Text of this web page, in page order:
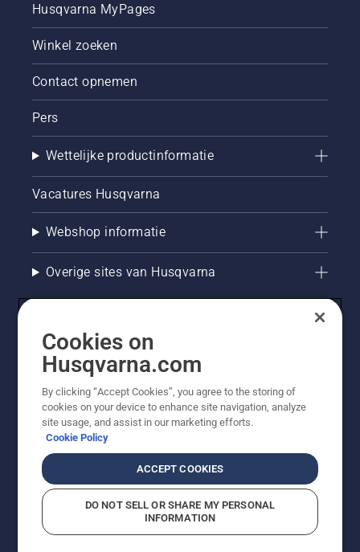
Husqvarna MyPages
Winkel zoeken
Contact opnemen
Pers
Wettelijke productinformatie
Vacatures Husqvarna
Webshop informatie
Overige sites van Husqvarna
© Husqvarna AB (publ). Alle rechten voorbehouden. De
getoonde prijzen zijn consumentenadviesprijzen. Alle
vermelde prijzen zijn adviesverkoopprijzen (incl. BTW),
tenzij het product beschikbaar is voor directe aankoop.
CookiebeleidGebruiksvoorwaarden Privacyverklaring
BedrijfsgegevensReport Suspected Violations
Cookies on
Husqvarna.com
By clicking “Accept Cookies”, you agree to the storing of
cookies on your device to enhance site navigation, analyze
site usage, and assist in our marketing efforts.
Cookie Policy
ACCEPT COOKIES
DO NOT SELL OR SHARE MY PERSONAL
INFORMATION